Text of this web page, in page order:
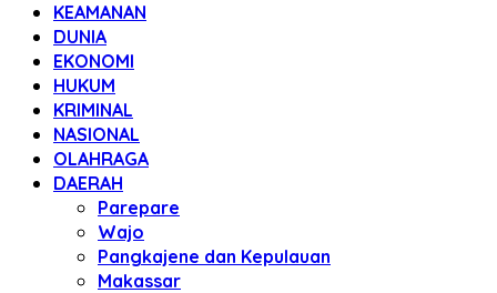
KEAMANAN
DUNIA
EKONOMI
HUKUM
KRIMINAL
NASIONAL
OLAHRAGA
DAERAH
Parepare
Wajo
Pangkajene dan Kepulauan
Makassar